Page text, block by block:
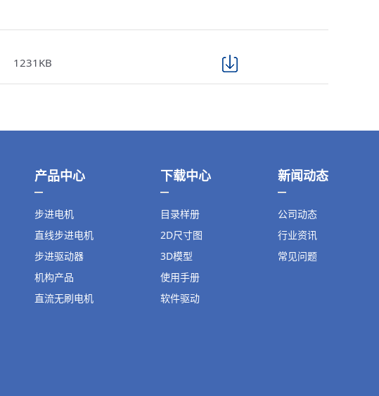
1231KB
产品中心
步进电机
直线步进电机
步进驱动器
机构产品
直流无刷电机
下载中心
目录样册
2D尺寸图
3D模型
使用手册
软件驱动
新闻动态
公司动态
行业资讯
常见问题